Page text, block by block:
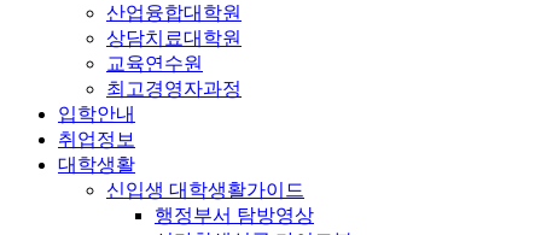
산업융합대학원
상담치료대학원
교육연수원
최고경영자과정
입학안내
취업정보
대학생활
신입생 대학생활가이드
행정부서 탐방영상